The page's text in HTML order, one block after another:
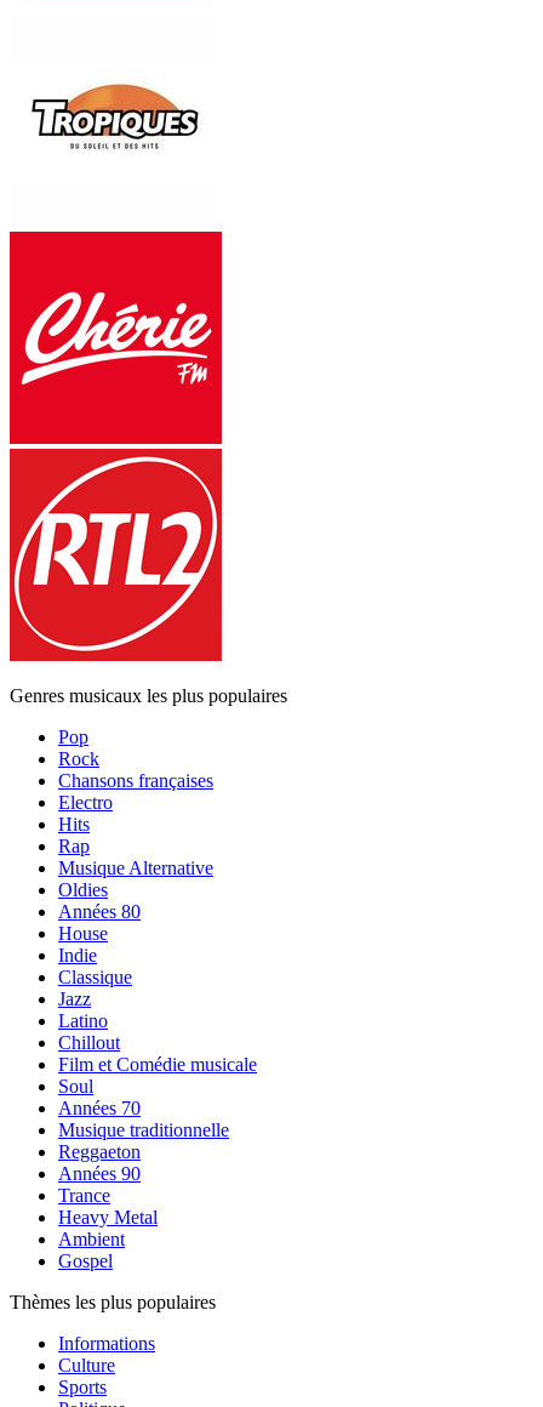
Genres musicaux les plus populaires
Pop
Rock
Chansons françaises
Electro
Hits
Rap
Musique Alternative
Oldies
Années 80
House
Indie
Classique
Jazz
Latino
Chillout
Film et Comédie musicale
Soul
Années 70
Musique traditionnelle
Reggaeton
Années 90
Trance
Heavy Metal
Ambient
Gospel
Thèmes les plus populaires
Informations
Culture
Sports